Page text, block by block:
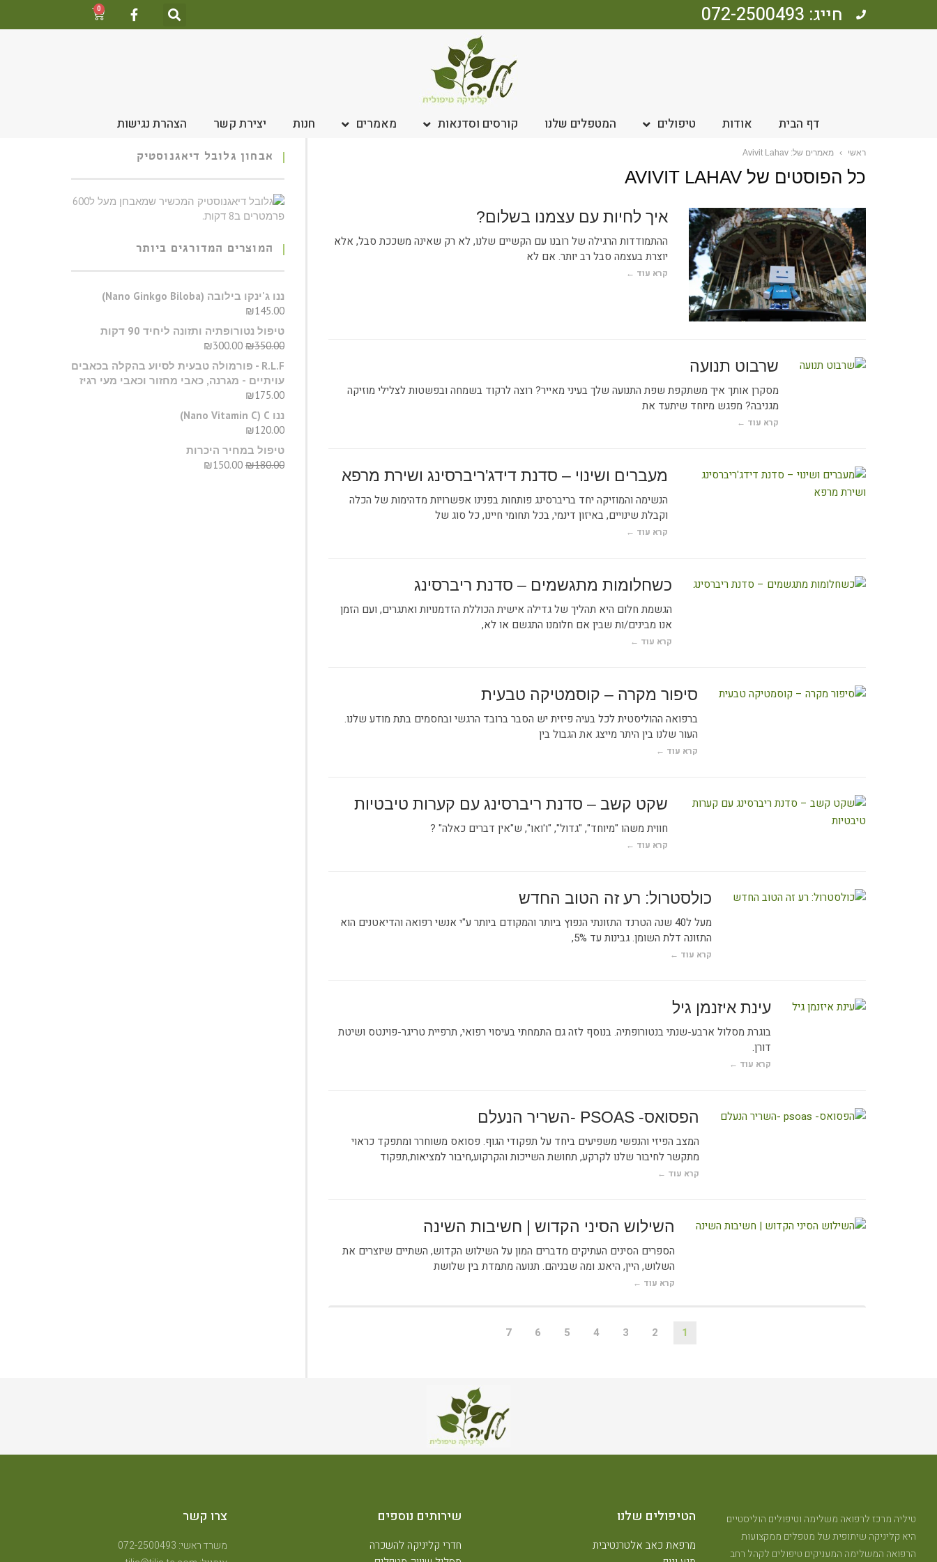
חייג: 072-2500493 0
דף הבית אודות טיפולים המטפלים שלנו קורסים וסדנאות מאמרים חנות יצירת קשר הצהרת נגישות
ראשי › מאמרים של: Avivit Lahav
כל הפוסטים של AVIVIT LAHAV
איך לחיות עם עצמנו בשלום?
ההתמודדות הרגילה של רובנו עם הקשיים שלנו, לא רק שאינה משככת סבל, אלא
יוצרת בעצמה סבל רב יותר. אם לא
קרא עוד ←
שרבוט תנועה
מסקרן אותך איך משתקפת שפת התנועה שלך בעיני מאייר? רוצה לרקוד בשמחה ובפשטות לצלילי מוזיקה
מגניבה? מפגש מיוחד שיתעד את
קרא עוד ←
מעברים ושינוי – סדנת דידג'ריברסינג ושירת מרפא
הנשימה והמוזיקה יחד בריברסינג פותחות בפנינו אפשרויות מדהימות של הכלה
וקבלת שינויים, באיזון דינמי, בכל תחומי חיינו, כל סוג של
קרא עוד ←
כשחלומות מתגשמים – סדנת ריברסינג
הגשמת חלום היא תהליך של גדילה אישית הכוללת הזדמנויות ואתגרים, ועם הזמן
אנו מבינים/ות שבין אם חלומנו התגשם או לא,
קרא עוד ←
סיפור מקרה – קוסמטיקה טבעית
ברפואה ההוליסטית לכל בעיה פיזית יש הסבר ברובד הרגשי ובחסמים בתת מודע שלנו.
העור שלנו בין היתר מייצג את הגבול בין
קרא עוד ←
שקט קשב – סדנת ריברסינג עם קערות טיבטיות
חווית משהו "מיוחד", "גדול", "ו'ואו", ש"אין דברים כאלה" ?
קרא עוד ←
כולסטרול: רע זה הטוב החדש
מעל ל40 שנה הטרנד התזונתי הנפוץ ביותר והמקודם ביותר ע"י אנשי רפואה והדיאטנים הוא
התזונה דלת השומן. גבינות עד 5%,
קרא עוד ←
עינת איזנמן גיל
בוגרת מסלול ארבע-שנתי בנטורופתיה. בנוסף לזה גם התמחתי בעיסוי רפואי, תרפיית טריגר-פוינטס ושיטת
דורן.
קרא עוד ←
הפסואס- PSOAS -השריר הנעלם
המצב הפיזי והנפשי משפיעים ביחד על תפקודי הגוף. פסואס משוחרר ומתפקד כראוי
מתקשר לחיבור שלנו לקרקע, תחושת השייכות והקרקוע,חיבור למציאות,תפקוד
קרא עוד ←
השילוש הסיני הקדוש | חשיבות השינה
הספרים הסינים העתיקים מדברים המון על השילוש הקדוש, השתיים שיוצרים את
השלוש, היין, היאנג ומה שבניהם. תנועה מתמדת בין שלושת
קרא עוד ←
1
2
3
4
5
6
7
אבחון גלובל דיאגנוסטיק
המוצרים המדורגים ביותר
​ננו ג'ינקו בילובה (Nano Ginkgo Biloba)
₪145.00
טיפול נטורופתיה ותזונה ליחיד 90 דקות
₪350.00
₪300.00
R.L.F - פורמולה טבעית לסיוע בהקלה בכאבים
עויתיים - מגרנה, כאבי מחזור וכאבי מעי רגיז
₪175.00
ננו C‏ (Nano Vitamin C)
₪120.00
טיפול במחיר היכרות
₪180.00
₪150.00
טיליה מרכז לרפואה משלימה וטיפולים הוליסטיים
היא קליניקה שיתופית של מטפלים ממקצועות
הרפואה המשלימה המעניקים טיפולים לקהל רחב
הטיפולים שלנו
מרפאת כאב אלטרנטיבית
שירותים נוספים
חדרי קליניקה להשכרה
צרו קשר
משרד ראשי: 072-2500493